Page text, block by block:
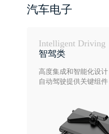
汽车电子
Intelligent Driving
智驾类
高度集成和智能化设
自动驾驶提供关键组件